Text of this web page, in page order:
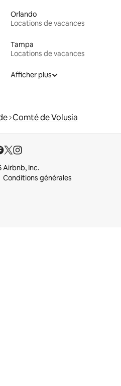
Orlando
Locations de vacances
Tampa
Locations de vacances
Afficher plus
Comté de Volusia
Airbnb, Inc.
Conditions générales